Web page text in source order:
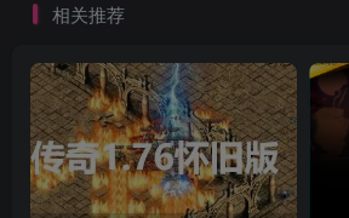
相关推荐